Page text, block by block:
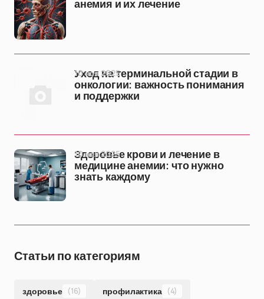
анемия и их лечение
Уход на терминальной стадии в
онкологии: важность понимания
и поддержки
10 ноя 2025
Здоровье крови и лечение в
медицине анемии: что нужно
знать каждому
10 ноя 2025
Статьи по категориям
здоровье (16) профилактика (4)